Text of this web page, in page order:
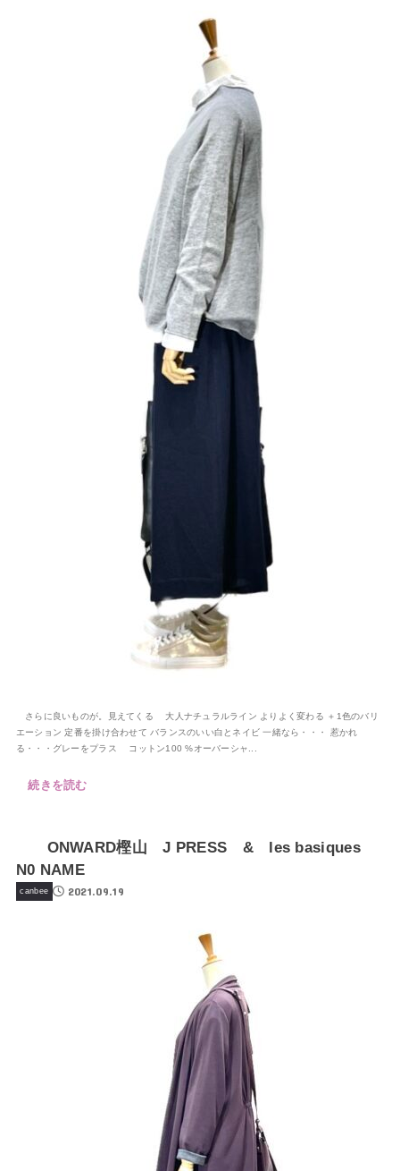
さらに良いものが。見えてくる 大人ナチュラルライン よりよく変わる ＋1色のバリ
エーション 定番を掛け合わせて バランスのいい白とネイビ 一緒なら・・・ 惹かれ
る・・・グレーをプラス コットン100 %オーバーシャ...
続きを読む
ONWARD樫山 J PRESS & les basiques
N0 NAME
canbee 2021.09.19